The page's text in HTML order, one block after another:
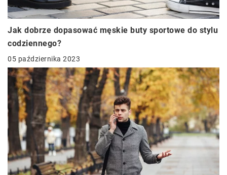
Jak dobrze dopasować męskie buty sportowe do stylu
codziennego?
05 października 2023